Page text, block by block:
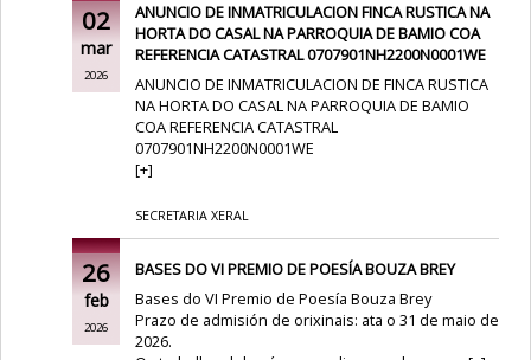
02
mar
2026
ANUNCIO DE INMATRICULACION FINCA RUSTICA NA
HORTA DO CASAL NA PARROQUIA DE BAMIO COA
REFERENCIA CATASTRAL 0707901NH2200N0001WE
ANUNCIO DE INMATRICULACION DE FINCA RUSTICA
NA HORTA DO CASAL NA PARROQUIA DE BAMIO
COA REFERENCIA CATASTRAL
0707901NH2200N0001WE
[+]
SECRETARIA XERAL
26
feb
2026
BASES DO VI PREMIO DE POESÍA BOUZA BREY
Bases do VI Premio de Poesía Bouza Brey
Prazo de admisión de orixinais: ata o 31 de maio de
2026.